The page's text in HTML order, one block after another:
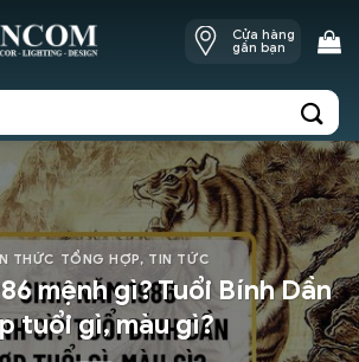
Cửa hàng
gần bạn
THỨC TỔNG HỢP, TIN TỨC
mệnh gì? Tuổi Bính Dần
tuổi gì, màu gì?